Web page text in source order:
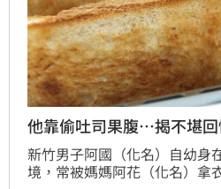
他靠偷吐司果腹…揭不堪
新竹男子阿國（化名）自幼身
境，常被媽媽阿花（化名）拿